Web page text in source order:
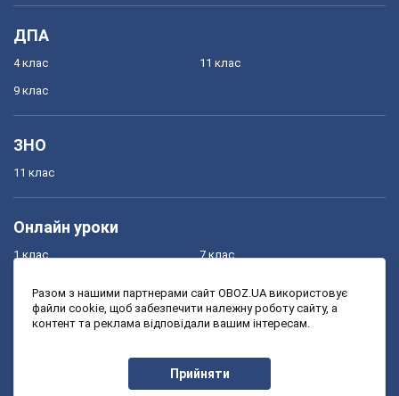
ДПА
4 клас
9 клас
11 клас
ЗНО
11 клас
Онлайн уроки
1 клас
3 клас
7 клас
9 клас
Разом з нашими партнерами сайт OBOZ.UA використовує
файли cookie, щоб забезпечити належну роботу сайту, а
контент та реклама відповідали вашим інтересам.
Прийняти